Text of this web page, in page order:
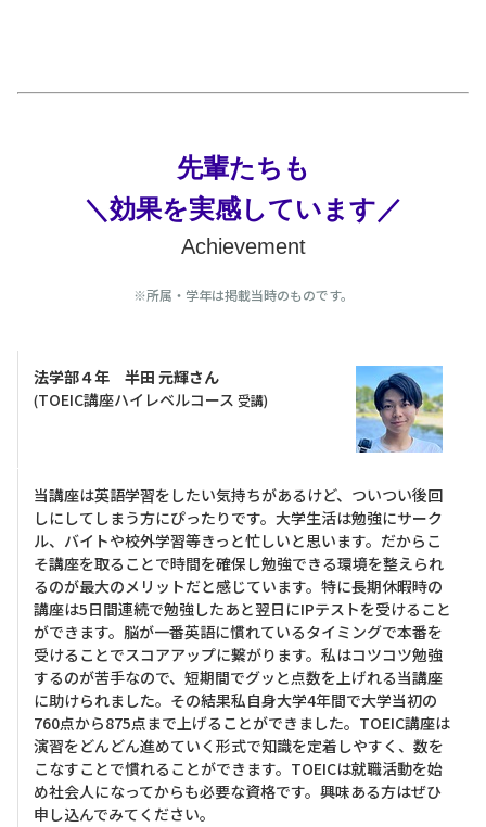
先輩たちも
＼効果を実感しています／
Achievement
※所属・学年は掲載当時のものです。
法学部４年 半田 元輝さん
(TOEIC講座ハイレベルコース 受講)
当講座は英語学習をしたい気持ちがあるけど、ついつい後回
しにしてしまう方にぴったりです。大学生活は勉強にサーク
ル、バイトや校外学習等きっと忙しいと思います。だからこ
そ講座を取ることで時間を確保し勉強できる環境を整えられ
るのが最大のメリットだと感じています。特に長期休暇時の
講座は5日間連続で勉強したあと翌日にIPテストを受けること
ができます。脳が一番英語に慣れているタイミングで本番を
受けることでスコアアップに繋がります。私はコツコツ勉強
するのが苦手なので、短期間でグッと点数を上げれる当講座
に助けられました。その結果私自身大学4年間で大学当初の
760点から875点まで上げることができました。TOEIC講座は
演習をどんどん進めていく形式で知識を定着しやすく、数を
こなすことで慣れることができます。TOEICは就職活動を始
め社会人になってからも必要な資格です。興味ある方はぜひ
申し込んでみてください。